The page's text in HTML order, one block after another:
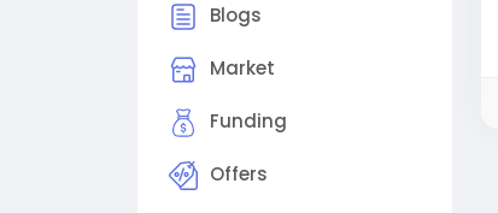
Blogs
Market
Funding
Offers